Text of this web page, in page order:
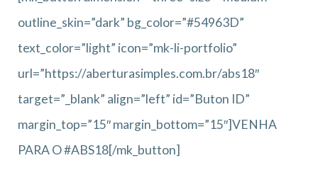
outline_skin=”dark” bg_color=”#54963D”
text_color=”light” icon=”mk-li-portfolio”
url=”https://aberturasimples.com.br/abs18″
target=”_blank” align=”left” id=”Buton ID”
margin_top=”15″ margin_bottom=”15″]VENHA
PARA O #ABS18[/mk_button]